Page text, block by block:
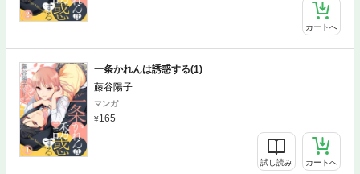
カートへ
一条かれんは誘惑する(1)
藤谷陽子
マンガ
165
試し読み カートへ